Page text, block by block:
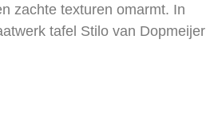
zachte texturen omarmt. In
tafel Stilo van Dopmeijer